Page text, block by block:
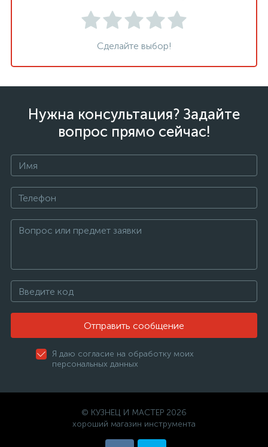
Сделайте выбор!
Нужна консультация? Задайте
вопрос прямо сейчас!
Отправить сообщение
Я даю согласие на обработку моих
персональных данных
© КУЗНЕЦ И МАСТЕР 2026
хороший магазин инструмента